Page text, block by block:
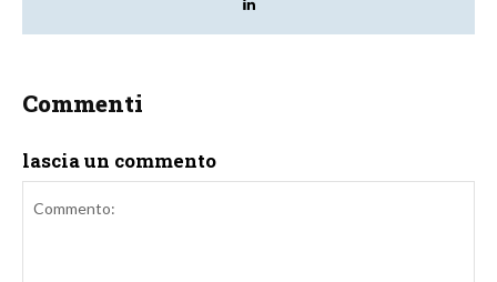
Commenti
lascia un commento